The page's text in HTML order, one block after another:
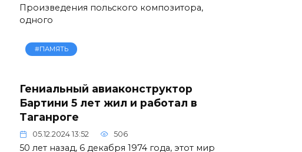
Произведения польского композитора,
одного
#ПАМЯТЬ
Гениальный авиаконструктор
Бартини 5 лет жил и работал в
Таганроге
05.12.2024 13:52 506
50 лет назад, 6 декабря 1974 года, этот мир